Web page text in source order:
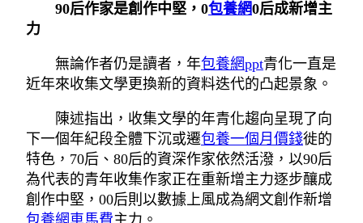
90后作家是創作中堅，0包養網0后成新增主
力
無論作者仍是讀者，年包養網ppt青化一直是
近年來收集文學更換新的資料迭代的凸起景象。
陳述指出，收集文學的年青化趨向呈現了向
下一個年紀段全體下沉或遷包養一個月價錢徙的
特色，70后、80后的資深作家依然活潑，以90后
為代表的青年收集作家正在重新增主力逐步釀成
創作中堅，00后則以數據上風成為網文創作新增